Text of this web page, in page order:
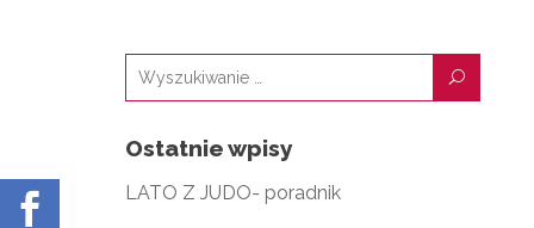

U
Ostatnie wpisy
LATO Z JUDO- poradnik